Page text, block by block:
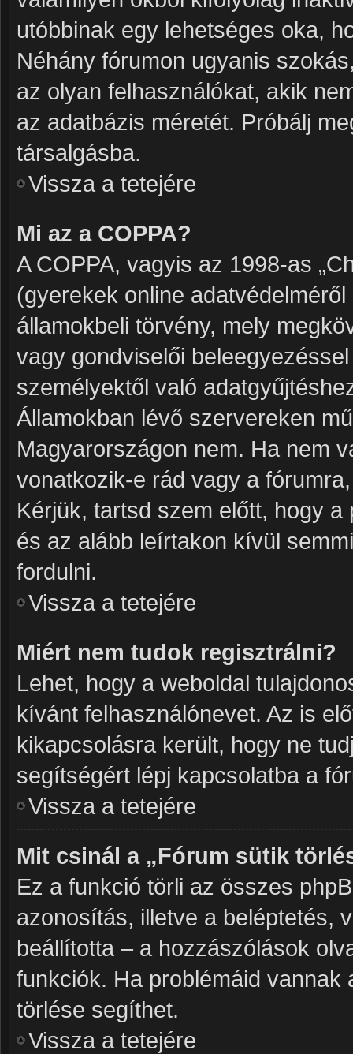
utóbbinak egy lehetséges oka,
Néhány fórumon ugyanis
az olyan felhasználókat, akik
az adatbázis méretét. Próbálj
társalgásba.
Vissza a tetejére
Mi az a COPPA?
A COPPA, vagyis az 1998-as
(gyerekek online
államokbeli törvény, mely
vagy gondviselői
személyektől való
Államokban lévő szervereken
Magyarországon nem. Ha nem
vonatkozik-e rád vagy a
Kérjük, tartsd szem előtt, hogy
és az alább leírtakon kívül
fordulni.
Vissza a tetejére
Miért nem tudok regisztrálni?
Lehet, hogy a weboldal
kívánt felhasználónevet. Az is
kikapcsolásra került, hogy ne
segítségért lépj kapcsolatba a
Vissza a tetejére
Mit csinál a „Fórum sütik
Ez a funkció törli az összes
azonosítás, illetve a beléptetés,
beállította – a hozzászólások
funkciók. Ha problémáid
törlése segíthet.
Vissza a tetejére